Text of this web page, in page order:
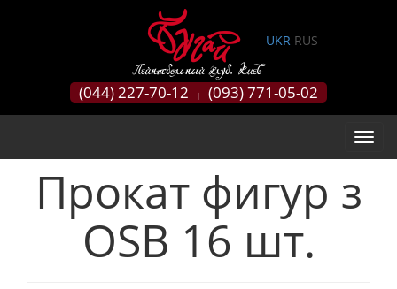
UKR RUS
(044) 227-70-12 | (093) 771-05-02
Прокат фигур з
ОSB 16 шт.